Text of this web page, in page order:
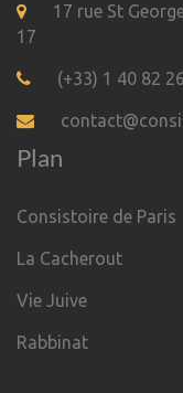
17 rue St
17
(+33) 1 40 82
Plan
Consistoire de Paris
La Cacherout
Vie Juive
Rabbinat